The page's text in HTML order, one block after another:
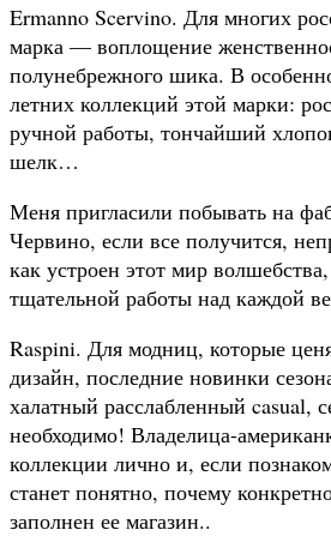
Ermanno Scervino. Для многих
марка — воплощение
полунебрежного шика. В
летних коллекций этой марки:
ручной работы, тончайший
шелк…
Меня пригласили побывать на
Червино, если все получится,
как устроен этот мир
тщательной работы над каждой
Raspini. Для модниц, которые
дизайн, последние новинки
халатный расслабленный casual,
необходимо! Владелица-
коллекции лично и, если
станет понятно, почему
заполнен ее магазин..